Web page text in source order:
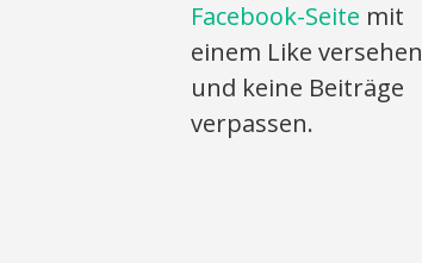
Facebook-Seite mit
einem Like versehen
und keine Beiträge
verpassen.